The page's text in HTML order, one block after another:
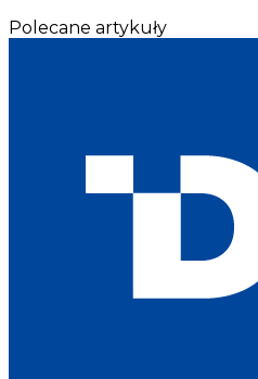
Polecane artykuły